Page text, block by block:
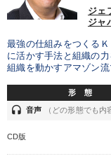
2025年夏季全国経営
タル版（音声／動
組織と人を動かすマ
目的別
パフォーマンス向上
ジェ
ジャ
最強の仕組みをつくる
に活かす手法と組織の
組織を動かすアマゾン
形 態
headset 音声 （どの形態でも内
CD版